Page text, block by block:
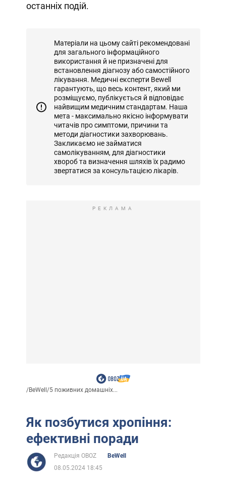
останніх подій.
Матеріали на цьому сайті рекомендовані
для загального інформаційного
використання й не призначені для
встановлення діагнозу або самостійного
лікування. Медичні експерти Bewell
гарантують, що весь контент, який ми
розміщуємо, публікується й відповідає
найвищим медичним стандартам. Наша
мета - максимально якісно інформувати
читачів про симптоми, причини та
методи діагностики захворювань.
Закликаємо не займатися
самолікуванням, для діагностики
хвороб та визначення шляхів їх радимо
звертатися за консультацією лікарів.
РЕКЛАМА
/BeWell /5 поживних домашніх...
Як позбутися хропіння:
ефективні поради
Редакція OBOZ
BeWell
08.05.2024 18:45